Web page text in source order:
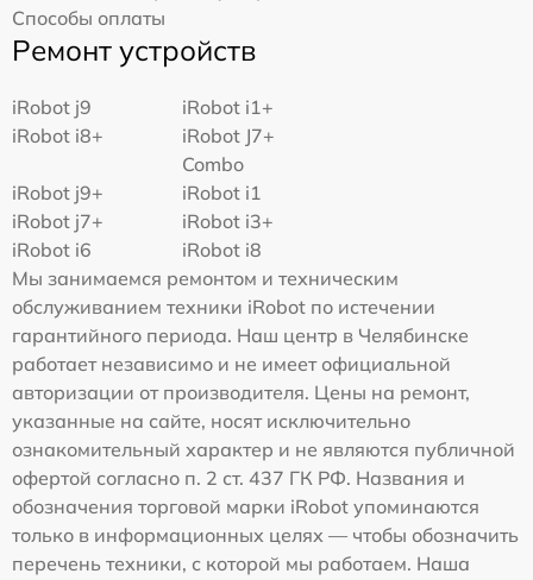
Способы оплаты
Ремонт устройств
iRobot j9
iRobot i1+
iRobot i8+
iRobot J7+
Combo
iRobot j9+
iRobot i1
iRobot j7+
iRobot i3+
iRobot i6
iRobot i8
Мы занимаемся ремонтом и техническим
обслуживанием техники iRobot по истечении
гарантийного периода. Наш центр в Челябинске
работает независимо и не имеет официальной
авторизации от производителя. Цены на ремонт,
указанные на сайте, носят исключительно
ознакомительный характер и не являются публичной
офертой согласно п. 2 ст. 437 ГК РФ. Названия и
обозначения торговой марки iRobot упоминаются
только в информационных целях — чтобы обозначить
перечень техники, с которой мы работаем. Наша